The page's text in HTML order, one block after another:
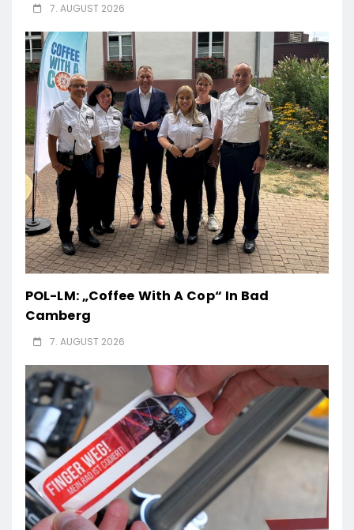
7. AUGUST 2026
POL-LM: „Coffee With A Cop“ In Bad
Camberg
7. AUGUST 2026